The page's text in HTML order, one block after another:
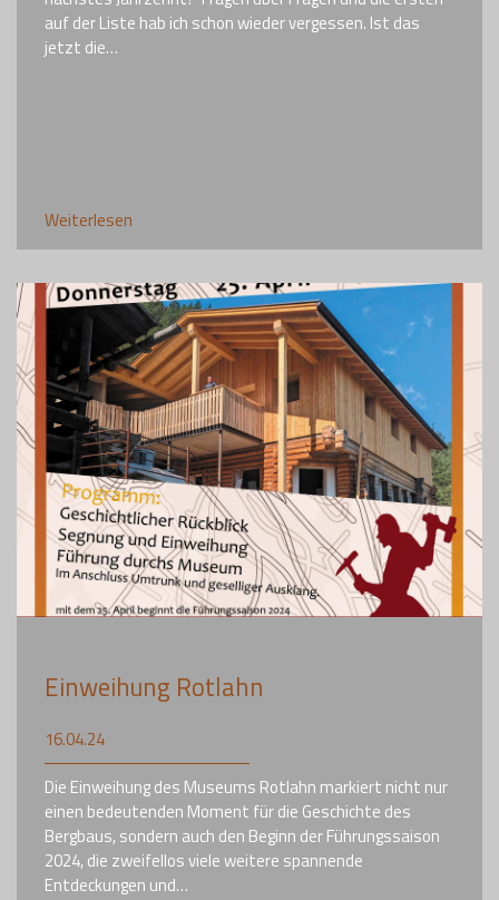
auf der Liste hab ich schon wieder vergessen. Ist das
jetzt die…
Weiterlesen
Einweihung Rotlahn
16.04.24
Die Einweihung des Museums Rotlahn markiert nicht nur
einen bedeutenden Moment für die Geschichte des
Bergbaus, sondern auch den Beginn der Führungssaison
2024, die zweifellos viele weitere spannende
Entdeckungen und…